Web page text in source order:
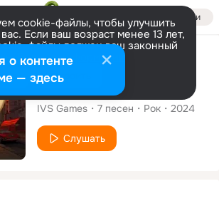
Войти
cookie-файлы, чтобы улучшить
Если ваш возраст менее 13 лет,
файлы должен ваш законный
Больше информации
Настроить
Альбом
IVS Games
IVS Games 7 песен Рок 2024
Слушать
о контенте
— здесь